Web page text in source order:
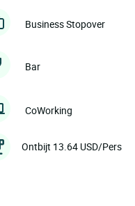
Business Stopover
Bar
CoWorking
Ontbijt 13.64 USD/Pers